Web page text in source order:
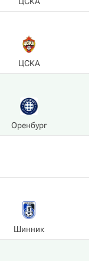
ЦСКА
Оренбург
Шинник